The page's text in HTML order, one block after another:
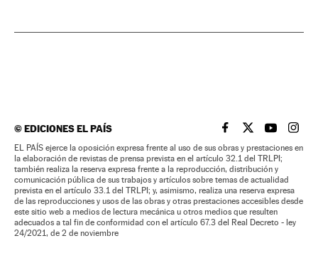
©EDICIONES EL PAÍS EL PAÍS BRASIL EN
EL PAÍSEL PAÍS
EL
EL PAÍS ejerce la oposición expresa frente al uso de sus obras y prestaciones en
la elaboración de revistas de prensa prevista en el artículo 32.1 del TRLPI;
también realiza la reserva expresa frente a la reproducción, distribución y
comunicación pública de sus trabajos y artículos sobre temas de actualidad
prevista en el artículo 33.1 del TRLPI; y, asimismo, realiza una reserva expresa
de las reproducciones y usos de las obras y otras prestaciones accesibles desde
este sitio web a medios de lectura mecánica u otros medios que resulten
adecuados a tal fin de conformidad con el artículo 67.3 del Real Decreto - ley
24/2021, de 2 de noviembre